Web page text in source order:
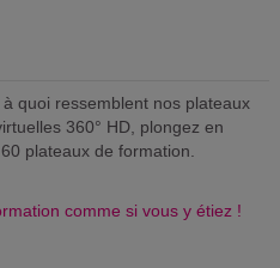
quoi ressemblent nos plateaux
360° HD, plongez en
plateaux de formation.
comme si vous y étiez !